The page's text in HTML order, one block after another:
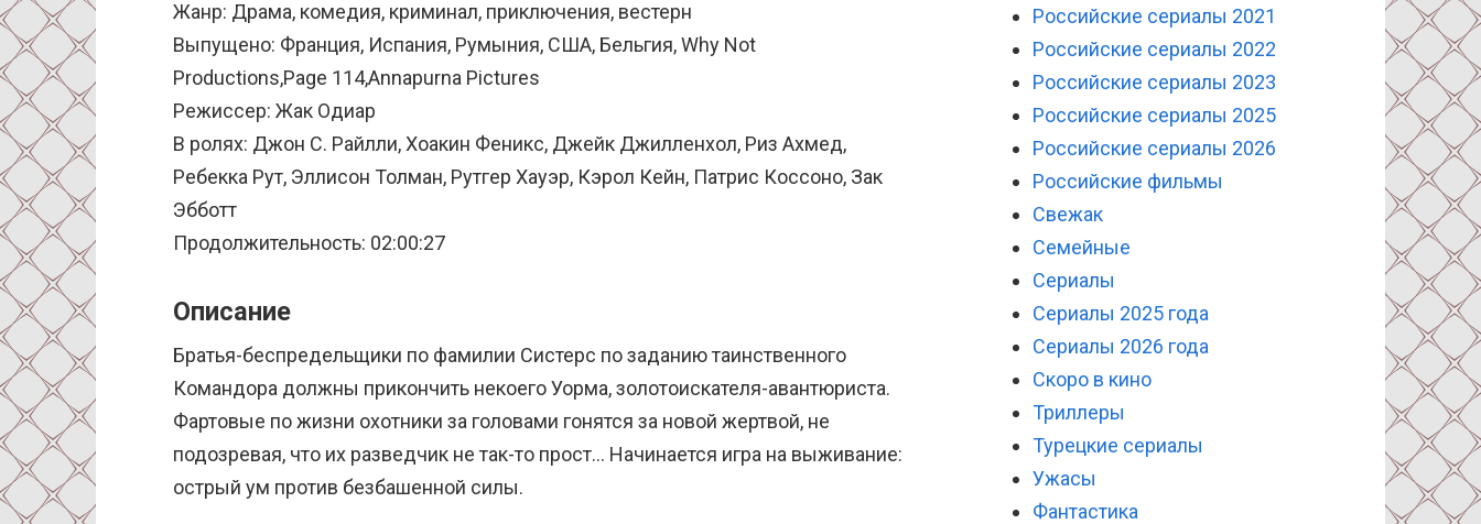
Жанр: Драма, комедия, криминал, приключения, вестерн
Выпущено: Франция, Испания, Румыния, США, Бельгия, Why Not
Productions,Page 114,Annapurna Pictures
Режиссер: Жак Одиар
В ролях: Джон С. Райлли, Хоакин Феникс, Джейк Джилленхол, Риз Ахмед,
Ребекка Рут, Эллисон Толман, Рутгер Хауэр, Кэрол Кейн, Патрис Коссоно, Зак
Эбботт
Продолжительность: 02:00:27
Описание
Братья-беспредельщики по фамилии Систерс по заданию таинственного
Командора должны прикончить некоего Уорма, золотоискателя-авантюриста.
Фартовые по жизни охотники за головами гонятся за новой жертвой, не
подозревая, что их разведчик не так-то прост… Начинается игра на выживание:
острый ум против безбашенной силы.
Российские сериалы 2021
Российские сериалы 2022
Российские сериалы 2023
Российские сериалы 2025
Российские сериалы 2026
Российские фильмы
Свежак
Семейные
Сериалы
Сериалы 2025 года
Сериалы 2026 года
Скоро в кино
Триллеры
Турецкие сериалы
Ужасы
Фантастика